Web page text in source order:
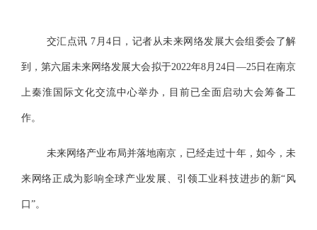
交汇点讯 7月4日，记者从未来网络发展大会组委会了解
到，第六届未来网络发展大会拟于2022年8月24日—25日在南京
上秦淮国际文化交流中心举办，目前已全面启动大会筹备工
作。
未来网络产业布局并落地南京，已经走过十年，如今，未
来网络正成为影响全球产业发展、引领工业科技进步的新“风
口”。